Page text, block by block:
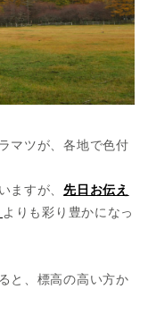
マツが、各地で色付
ますが、先日お伝え
よりも彩り豊かになっ
と、標高の高い方か